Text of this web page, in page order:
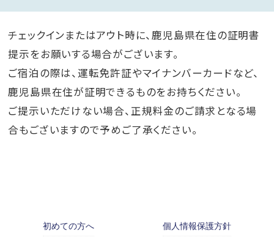
チェックインまたはアウト時に、鹿児島県在住の証明書
提示をお願いする場合がございます。
ご宿泊の際は、運転免許証やマイナンバーカードなど、
鹿児島県在住が証明できるものをお持ちください。
ご提示いただけない場合、正規料金のご請求となる場
合もございますので予めご了承ください。
初めての方へ 個人情報保護方針